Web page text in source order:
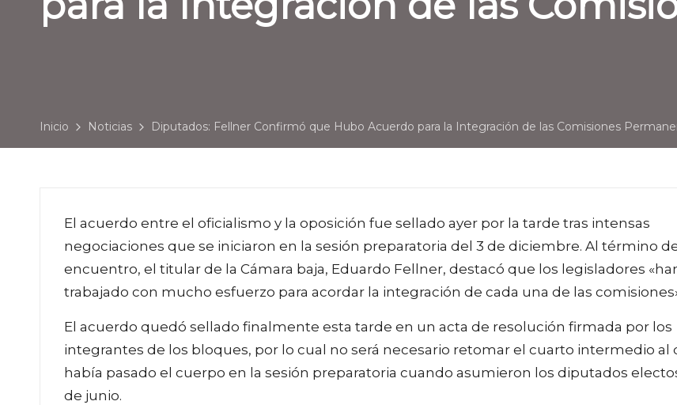
Inicio Noticias Diputados: Fellner Confirmó que Hubo Acuerdo para la Integración de las Comisiones
El acuerdo entre el oficialismo y la oposición fue sellado ayer por la tarde tras intensas
negociaciones que se iniciaron en la sesión preparatoria del 3 de diciembre. Al término
encuentro, el titular de la Cámara baja, Eduardo Fellner, destacó que los legisladores
trabajado con mucho esfuerzo para acordar la integración de cada una de las
El acuerdo quedó sellado finalmente esta tarde en un acta de resolución firmada por los
integrantes de los bloques, por lo cual no será necesario retomar el cuarto intermedio al
había pasado el cuerpo en la sesión preparatoria cuando asumieron los diputados
de junio.